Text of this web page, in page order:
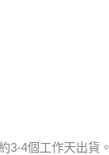
3-4個工作天出貨。